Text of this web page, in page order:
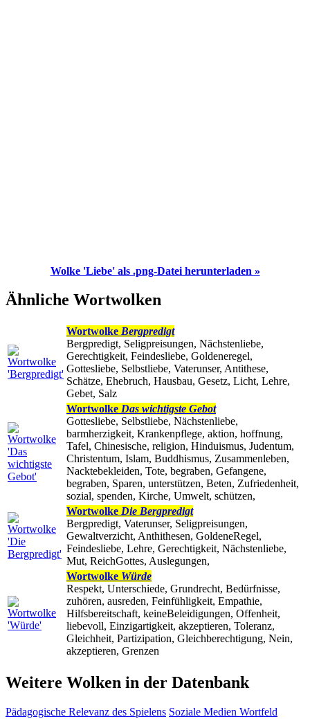
Wolke 'Liebe' als .png-Datei herunterladen »
Ähnliche Wortwolken
Wortwolke Bergpredigt
Bergpredigt, Seligpreisungen, Nächstenliebe,
Gerechtigkeit, Feindesliebe, Goldeneregel,
Gottesliebe, Selbstliebe, Vaterunser, Antithese,
Schätze, Ehebruch, Hausbau, Gesetz, Licht, Lehre,
Gebet, Salz
Wortwolke Das wichtigste Gebot
Gottesliebe, Selbstliebe, Nächstenliebe,
barmherzigkeit, Krankenpflege, aktion, hoffnung,
Tafel, Chinesische, religion, Hinduismus, Judentum,
Christentum, Islam, Buddhismus, Zusammenleben,
Nacktebekleiden, Tote, begraben, Gefangene,
begraben, Sparen, unterstützen, Beten, Zufriedenheit,
sozial, spenden, Kirche, Umwelt, schützen,
Wortwolke Die Bergpredigt
Bergpredigt, Vaterunser, Seligpreisungen,
Gewaltverzicht, Anthithesen, GoldeneRegel,
Feindesliebe, Lehre, Gerechtigkeit, Nächstenliebe,
Mut, ReichGottes, Auslegungen,
Wortwolke Würde
Respekt, Unterschiede, Grundrecht, Bedürfnisse,
zuhören, ausreden, Feinfühligkeit, Empathie,
Hilfsbereitschaft, keineBeleidigungen, Offenheit,
liebevoll, Einzigartigkeit, akzeptieren, Toleranz,
Gleichheit, Partizipation, Gleichberechtigung, Nein,
akzeptieren, Grenzen
Weitere Wolken in der Datenbank
Pädagogische Relevanz des Spielens Soziale Medien Wortfeld